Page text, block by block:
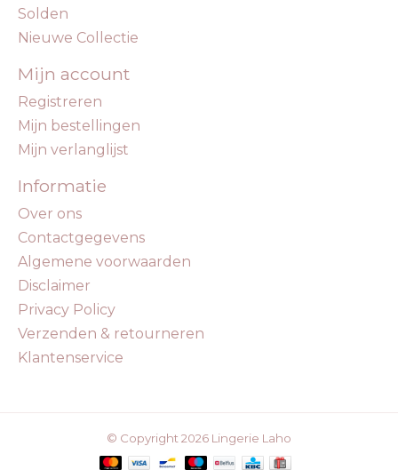
Solden
Nieuwe Collectie
Mijn account
Registreren
Mijn bestellingen
Mijn verlanglijst
Informatie
Over ons
Contactgegevens
Algemene voorwaarden
Disclaimer
Privacy Policy
Verzenden & retourneren
Klantenservice
© Copyright 2026 Lingerie Laho